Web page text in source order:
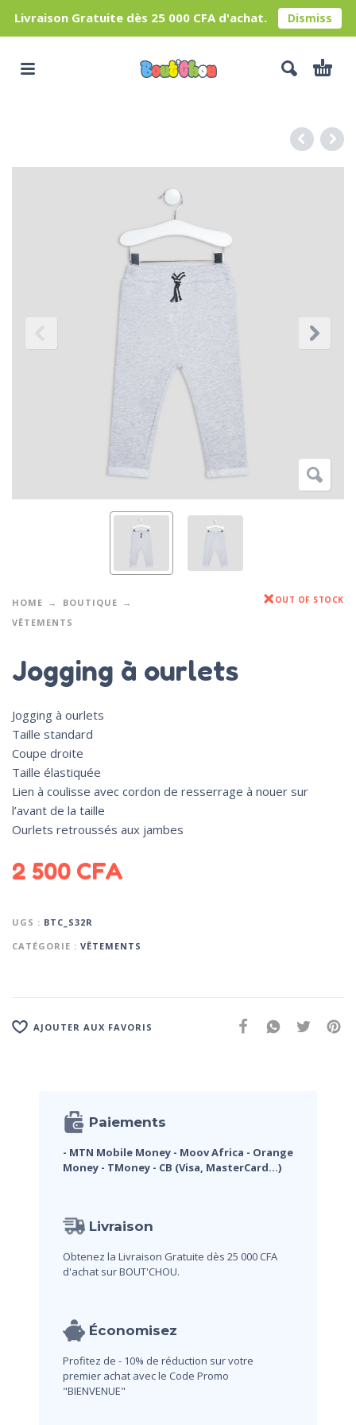
Livraison Gratuite dès 25 000 CFA d'achat. Dismiss
HOME
BOUTIQUE
VÊTEMENTS
OUT OF STOCK
Jogging à ourlets
Jogging à ourlets
Taille standard
Coupe droite
Taille élastiquée
Lien à coulisse avec cordon de resserrage à nouer sur
l’avant de la taille
Ourlets retroussés aux jambes
2 500 CFA
UGS : BTC_S32R
CATÉGORIE : VÊTEMENTS
AJOUTER AUX FAVORIS
Paiements
- MTN Mobile Money - Moov Africa - Orange
Money - TMoney - CB (Visa, MasterCard...)
Livraison
Obtenez la Livraison Gratuite dès 25 000 CFA
d'achat sur BOUT'CHOU.
Économisez
Profitez de - 10% de réduction sur votre
premier achat avec le Code Promo
"BIENVENUE"